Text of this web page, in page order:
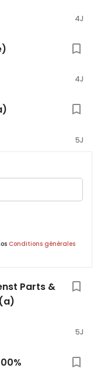
4J
4J
5J
Conditions générales
Parts &
5J